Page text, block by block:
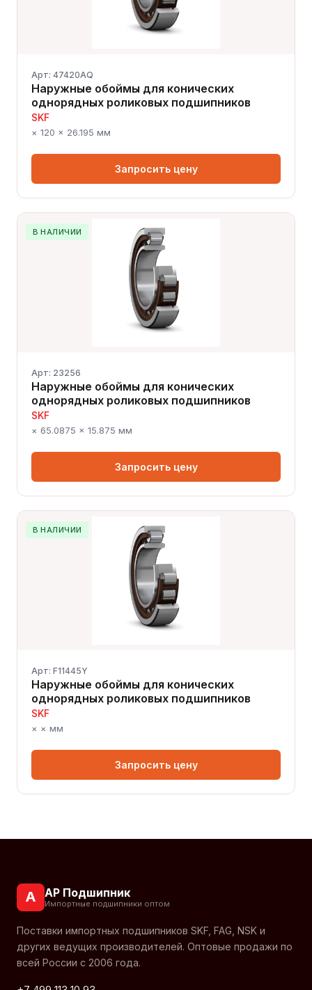
Арт: 47420AQ
Наружные обоймы для конических
однорядных роликовых подшипников
SKF
× 120 × 26.195 мм
Запросить цену
В НАЛИЧИИ
Арт: 23256
Наружные обоймы для конических
однорядных роликовых подшипников
SKF
× 65.0875 × 15.875 мм
Запросить цену
В НАЛИЧИИ
Арт: F11445Y
Наружные обоймы для конических
однорядных роликовых подшипников
SKF
× × мм
Запросить цену
А АР Подшипник
Импортные подшипники оптом
Поставки импортных подшипников SKF, FAG, NSK и
других ведущих производителей. Оптовые продажи по
всей России с 2006 года.